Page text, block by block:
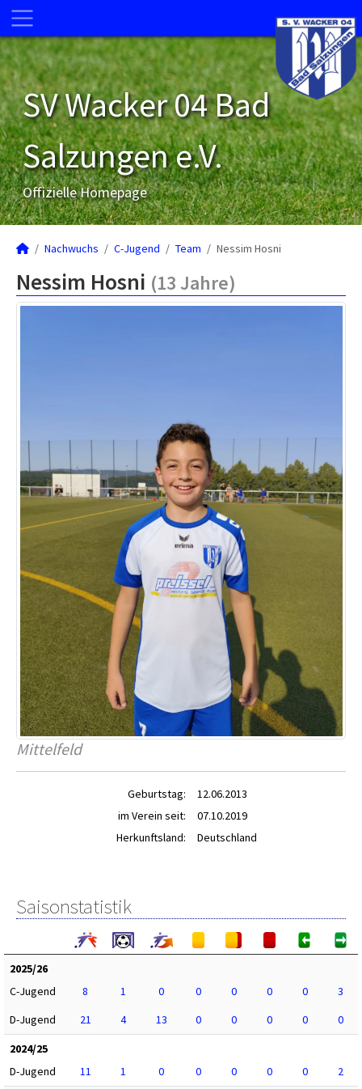
SV Wacker 04 Bad
Salzungen e.V.
Offizielle Homepage
Nachwuchs C-Jugend Team Nessim Hosni
Nessim Hosni (13 Jahre)
Mittelfeld
Geburtstag:
12.06.2013
im Verein seit:
07.10.2019
Herkunftsland:
Deutschland
Saisonstatistik
2025/26
C-Jugend
8 1 0 0 0 0 0
3
D-Jugend
21 4 13 0 0 0 0
0
2024/25
D-Jugend
11 1 0 0 0 0 0
2